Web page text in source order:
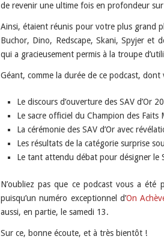
de revenir une ultime fois en profondeur
Ainsi, étaient réunis pour votre plus grand
Buchor, Dino, Redscape, Skani, Spyjer et
qui a gracieusement permis à la troupe
Géant, comme la durée de ce podcast, dont
Le discours d’ouverture des SAV d’Or
Le sacre officiel du Champion des Faits
La cérémonie des SAV d’Or avec
Les résultats de la catégorie surprise
Le tant attendu débat pour désigner le
N’oubliez pas que ce podcast vous a été
puisqu’un numéro exceptionnel d’On
aussi, en partie, le samedi 13.
Sur ce, bonne écoute, et à très bientôt !